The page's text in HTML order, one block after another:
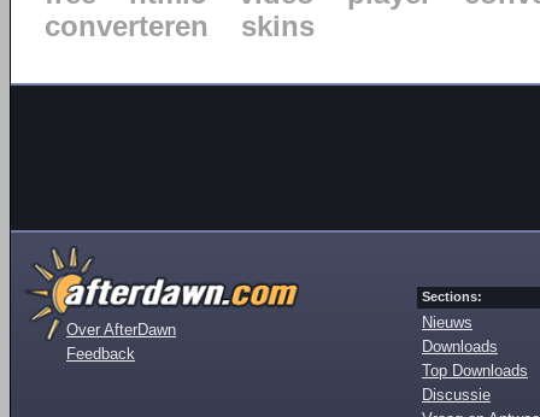
converteren
skins
Over AfterDawn
Feedback
Sections:
Nieuws
Downloads
Top Downloads
Discussie